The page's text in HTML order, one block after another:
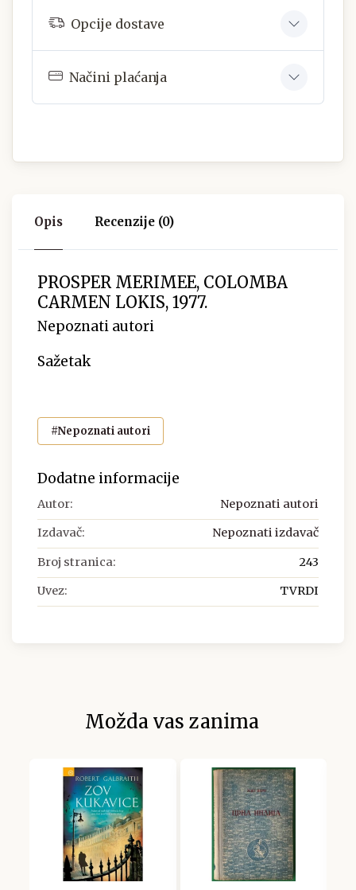
Opcije dostave
Načini plaćanja
Opis Recenzije (0)
PROSPER MERIMEE, COLOMBA
CARMEN LOKIS, 1977.
Nepoznati autori
Sažetak
#Nepoznati autori
Dodatne informacije
Autor: Nepoznati autori
Izdavač: Nepoznati izdavač
Broj stranica: 243
Uvez: TVRDI
Možda vas zanima